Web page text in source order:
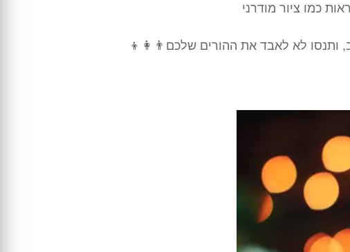
כמו ציור מודרני
ותנסו לא לאבד את ההורים שלכם👨‍👩‍👦